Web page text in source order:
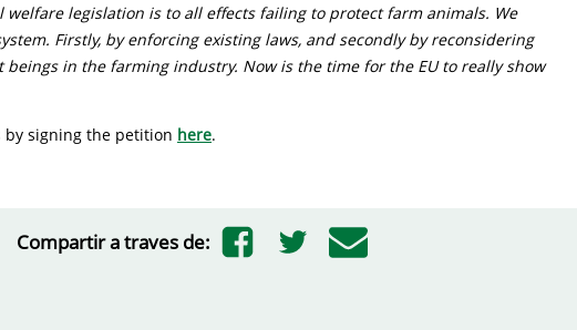
welfare legislation is to all effects failing to protect farm animals. We
Firstly, by enforcing existing laws, and secondly by reconsidering
beings in the farming industry. Now is the time for the EU to really show
by signing the petition here.
Compartir a traves de: